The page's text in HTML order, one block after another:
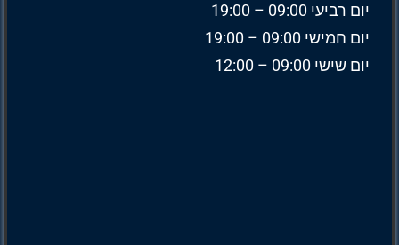
יום רביעי 09:00 – 19:00
יום חמישי 09:00 – 19:00
יום שישי 09:00 – 12:00